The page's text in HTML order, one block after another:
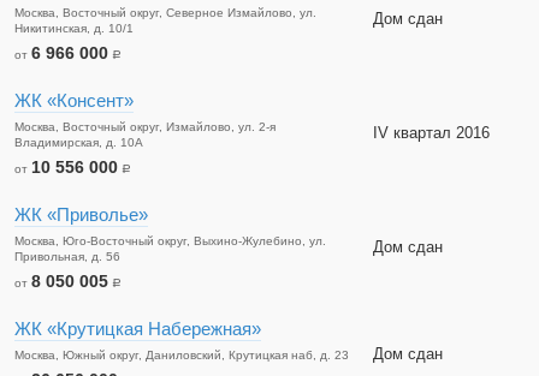
Москва, Восточный округ, Северное Измайлово, ул.
Никитинская, д. 10/1
от 6 966 000 a
Дом сдан
ЖК «Консент»
Москва, Восточный округ, Измайлово, ул. 2-я
Владимирская, д. 10А
от 10 556 000 a
IV квартал 2016
ЖК «Приволье»
Москва, Юго-Восточный округ, Выхино-Жулебино, ул.
Привольная, д. 56
от 8 050 005 a
Дом сдан
ЖК «Крутицкая Набережная»
Москва, Южный округ, Даниловский, Крутицкая наб, д. 23
Дом сдан